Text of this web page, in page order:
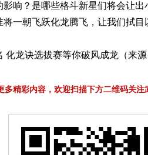
响？是哪些格斗新星们将会让
一朝飞跃化龙腾飞，让我们拭目
龙诀选拔赛等你破风成龙（来源
多精彩内容，欢迎扫描下方二维码关注